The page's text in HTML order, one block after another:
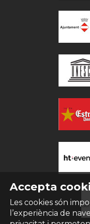
Accepta
Les cookies són
l’experiència de